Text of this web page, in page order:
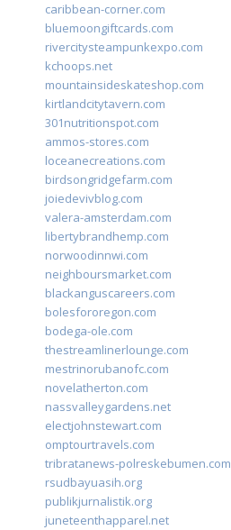
caribbean-corner.com
bluemoongiftcards.com
rivercitysteampunkexpo.com
kchoops.net
mountainsideskateshop.com
kirtlandcitytavern.com
301nutritionspot.com
ammos-stores.com
loceanecreations.com
birdsongridgefarm.com
joiedevivblog.com
valera-amsterdam.com
libertybrandhemp.com
norwoodinnwi.com
neighboursmarket.com
blackanguscareers.com
bolesfororegon.com
bodega-ole.com
thestreamlinerlounge.com
mestrinorubanofc.com
novelatherton.com
nassvalleygardens.net
electjohnstewart.com
omptourtravels.com
tribratanews-polreskebumen.com
rsudbayuasih.org
publikjurnalistik.org
juneteenthapparel.net